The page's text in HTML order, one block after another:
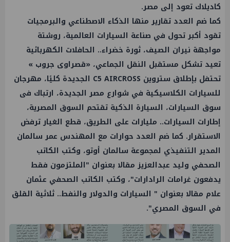
كاديلاك تعود إلى مصر.
كما ضم العدد تقارير منها الذكاء الاصطناعي والبرمجيات
تقود أكبر تحول في صناعة السيارات العالمية، روشتة
مواجهة نيران الصيف، ثورة خضراء.. الحافلات الكهربائية
تعيد تشكل مستقبل النقل الجماعي، «قصراوى جروب »
تحتفل بإطلاق ستروين C5 AIRCROSS الجديدة كليًا، مهرجان
للسيارات الكلاسيكية في شوارع مصر الجديدة، ارتباك فى
سوق السيارات، السيارة الذكية تقتحم السوق المصرية،
إطارات السيارات.. مليارات على الطريق، قطع الغيار ترفض
الاستقرار. كما ضم العدد حوارات مع المهندس عمر سالمان
المدير التنفيذي لمجموعة سالمان أوتو، وكتب الكاتب
الصحفي وليد عبدالعزيز مقالا بعنوان "الملتزمون فقط
يدفعون غرامات الرادارات"، وكتب الكاتب الصحفي عثمان
علام مقالا بعنوان " السيارات والدولار والنفط.. ثلاثية القلق
في السوق المصري".